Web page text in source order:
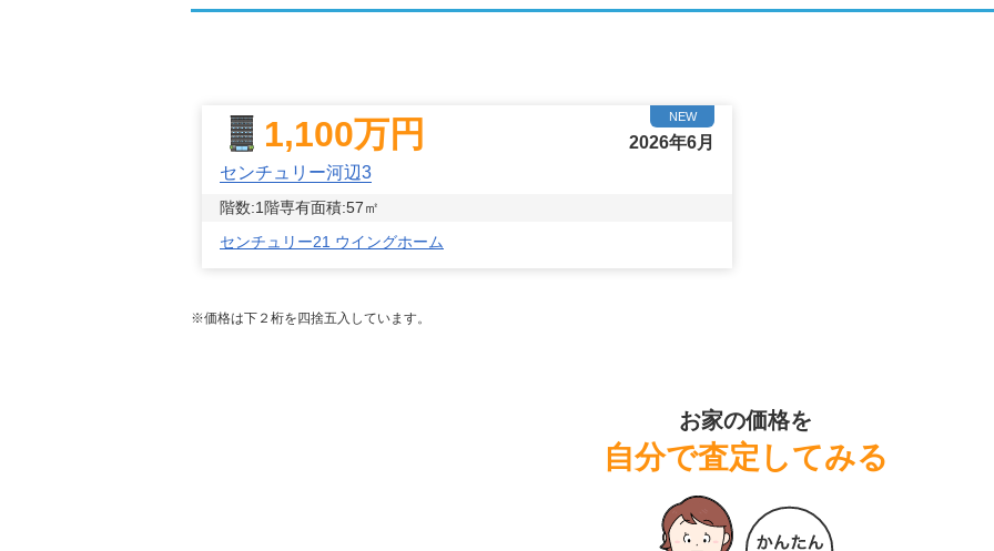
NEW
1,100万円
2026年6月
センチュリー河辺3
階数:1 階専有面積:57㎡
センチュリー21 ウイングホーム
※価格は下２桁を四捨五入しています。
お家の価格を
自分で査定してみる